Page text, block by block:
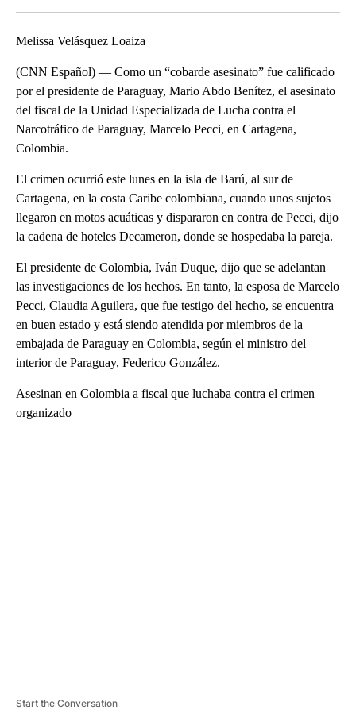
Melissa Velásquez Loaiza
(CNN Español) — Como un “cobarde asesinato” fue calificado
por el presidente de Paraguay, Mario Abdo Benítez, el asesinato
del fiscal de la Unidad Especializada de Lucha contra el
Narcotráfico de Paraguay, Marcelo Pecci, en Cartagena,
Colombia.
El crimen ocurrió este lunes en la isla de Barú, al sur de
Cartagena, en la costa Caribe colombiana, cuando unos sujetos
llegaron en motos acuáticas y dispararon en contra de Pecci, dijo
la cadena de hoteles Decameron, donde se hospedaba la pareja.
El presidente de Colombia, Iván Duque, dijo que se adelantan
las investigaciones de los hechos. En tanto, la esposa de Marcelo
Pecci, Claudia Aguilera, que fue testigo del hecho, se encuentra
en buen estado y está siendo atendida por miembros de la
embajada de Paraguay en Colombia, según el ministro del
interior de Paraguay, Federico González.
Asesinan en Colombia a fiscal que luchaba contra el crimen
organizado
Start the Conversation